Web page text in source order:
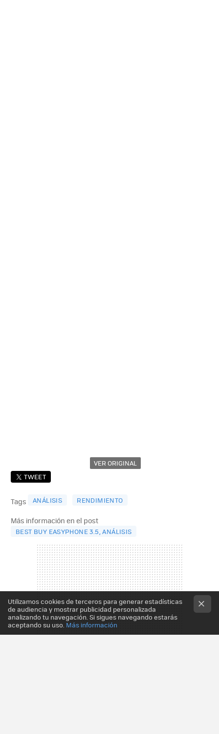
VER ORIGINAL
TWEET
Tags ANÁLISIS RENDIMIENTO
Más información en el post
BEST BUY EASYPHONE 3.5, ANÁLISIS
Utilizamos cookies de terceros para generar estadísticas
de audiencia y mostrar publicidad personalizada
analizando tu navegación. Si sigues navegando estarás
aceptando su uso. Más información